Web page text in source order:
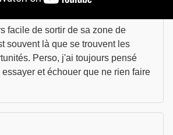
facile de sortir de sa zone de
souvent là que se trouvent les
Perso, j'ai toujours pensé
et échouer que ne rien faire